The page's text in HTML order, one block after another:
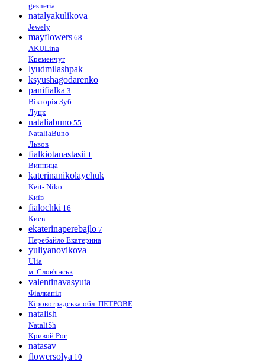
gesneria
natalyakulikova
Jewely
mayflowers 68
AKULina
Кременчуг
lyudmilashpak
ksyushagodarenko
panifialka 3
Вікторія Зуб
Луцк
nataliabuno 55
NataliaBuno
Львов
fialkiotanastasii 1
Винница
katerinanikolaychuk
Keit- Niko
Київ
fialochki 16
Киев
ekaterinaperebajlo 7
Перебайло Екатерина
yuliyanovikova
Ulia
м. Слов'янськ
valentinavasyuta
Фіалкапіл
Кіровоградська обл. ПЕТРОВЕ
natalish
NataliSh
Кривой Рог
natasav
flowersolya 10